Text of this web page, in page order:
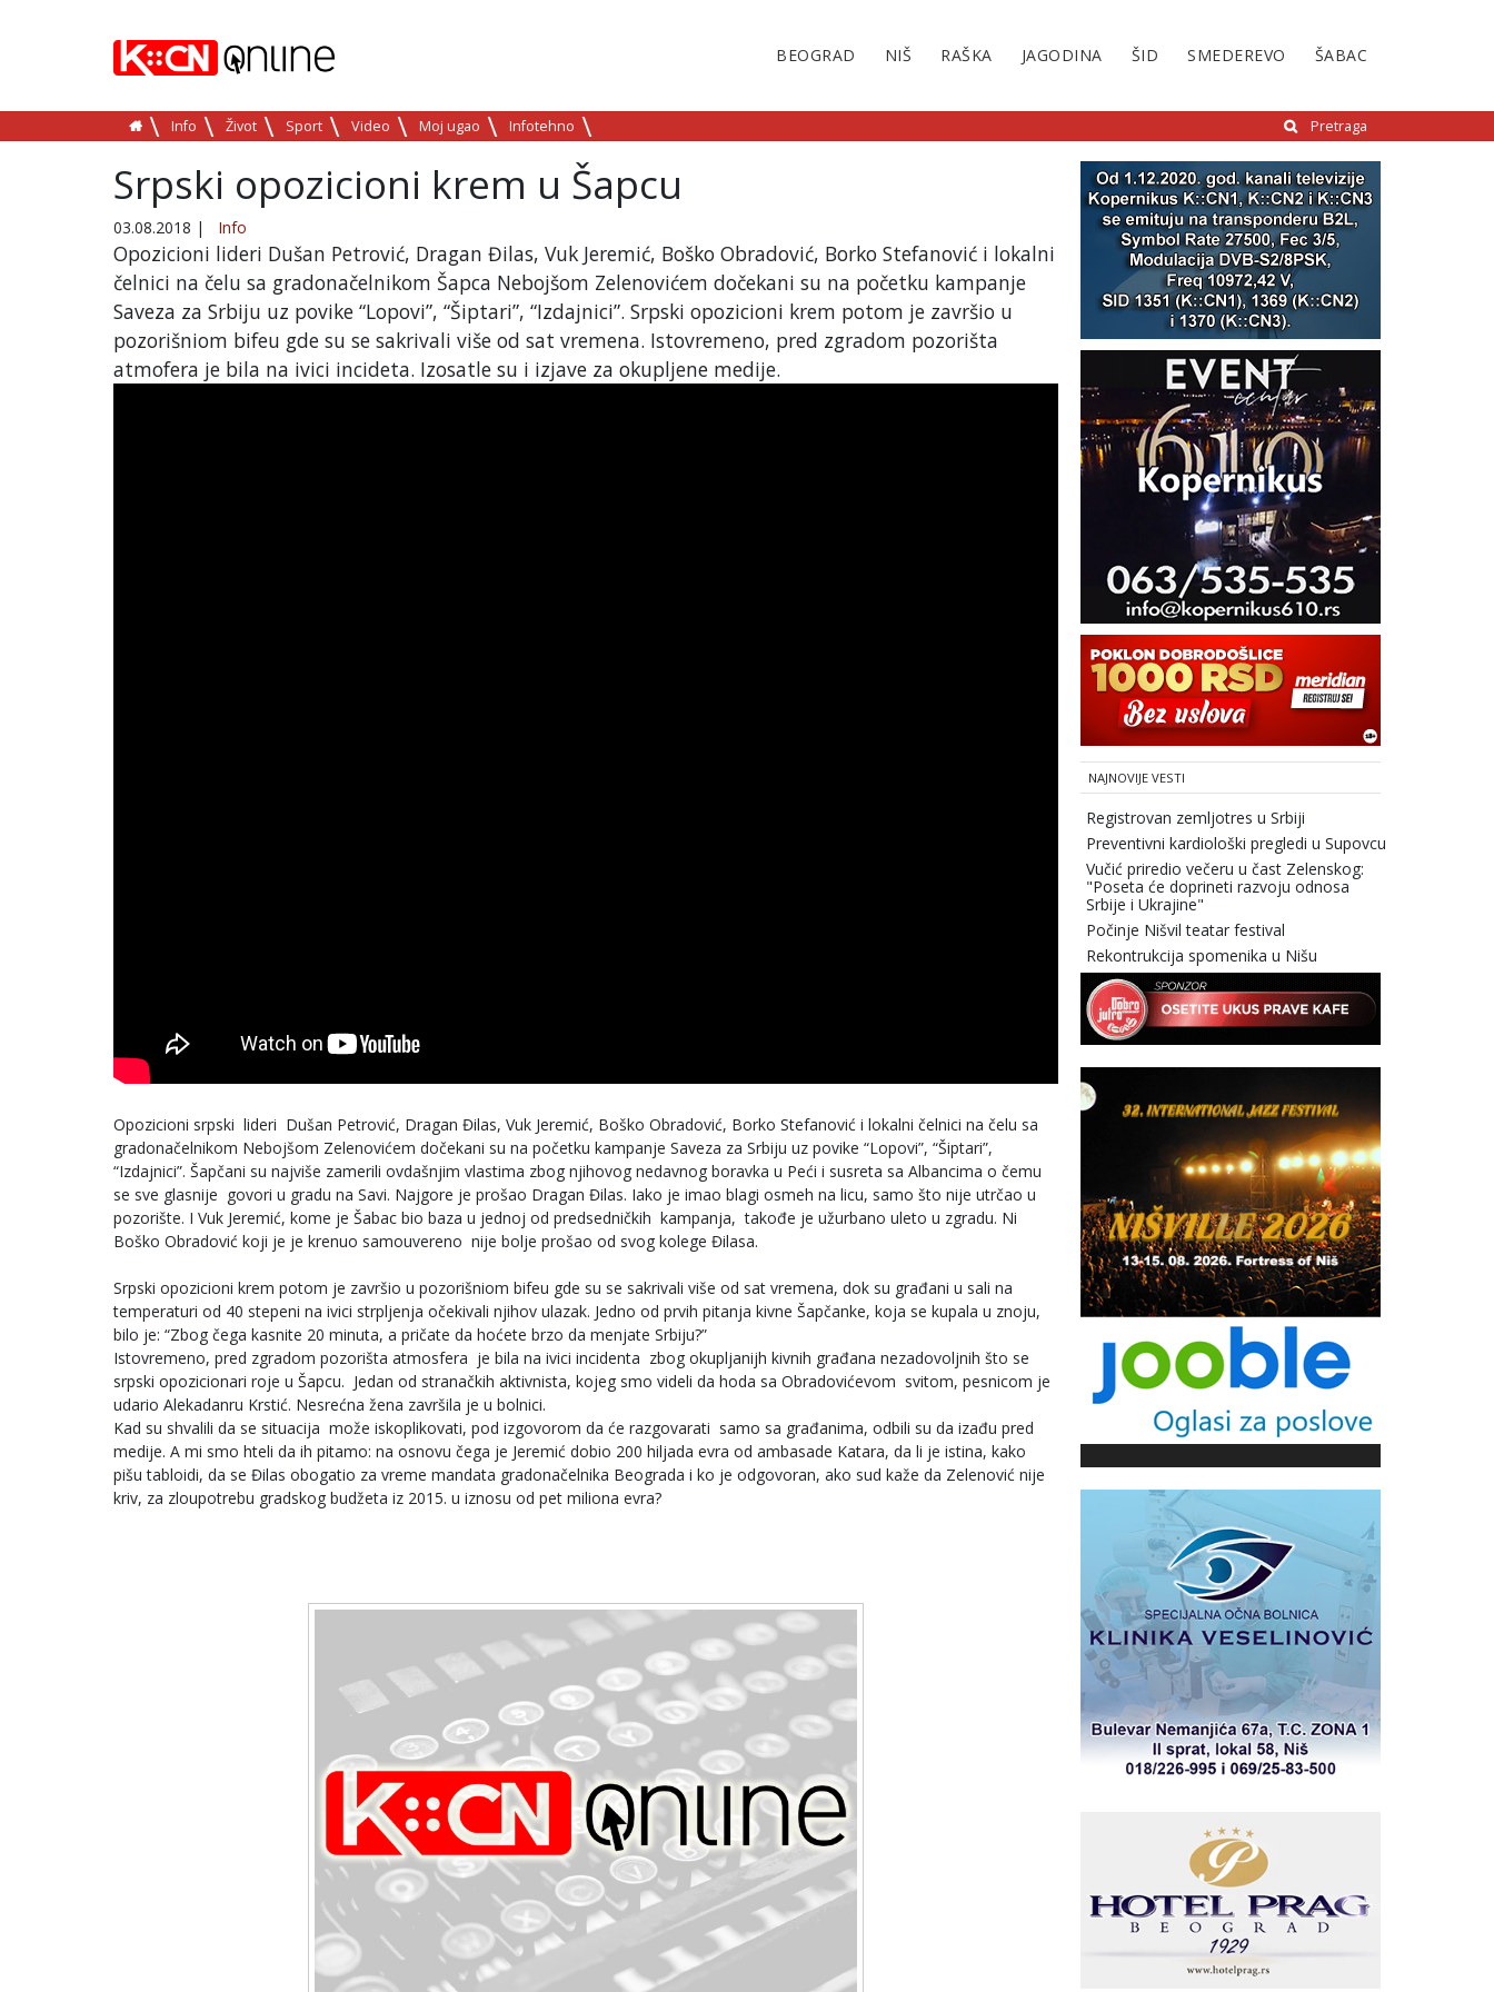
BEOGRAD NIŠ RAŠKA JAGODINA ŠID SMEDEREVO ŠABAC
Info Život Sport Video Moj ugao Infotehno Pretraga
Srpski opozicioni krem u Šapcu
03.08.2018 | Info
Opozicioni lideri Dušan Petrović, Dragan Đilas, Vuk Jeremić, Boško Obradović, Borko Stefanović i lokalni
čelnici na čelu sa gradonačelnikom Šapca Nebojšom Zelenovićem dočekani su na početku kampanje
Saveza za Srbiju uz povike “Lopovi”, “Šiptari”, “Izdajnici”. Srpski opozicioni krem potom je završio u
pozorišniom bifeu gde su se sakrivali više od sat vremena. Istovremeno, pred zgradom pozorišta
atmofera je bila na ivici incideta. Izosatle su i izjave za okupljene medije.
Opozicioni srpski lideri Dušan Petrović, Dragan Đilas, Vuk Jeremić, Boško Obradović, Borko Stefanović i lokalni čelnici na čelu sa
gradonačelnikom Nebojšom Zelenovićem dočekani su na početku kampanje Saveza za Srbiju uz povike “Lopovi”, “Šiptari”,
“Izdajnici”. Šapčani su najviše zamerili ovdašnjim vlastima zbog njihovog nedavnog boravka u Peći i susreta sa Albancima o čemu
se sve glasnije govori u gradu na Savi. Najgore je prošao Dragan Đilas. Iako je imao blagi osmeh na licu, samo što nije utrčao u
pozorište. I Vuk Jeremić, kome je Šabac bio baza u jednoj od predsedničkih kampanja, takođe je užurbano uleto u zgradu. Ni
Boško Obradović koji je je krenuo samouvereno nije bolje prošao od svog kolege Đilasa.
Srpski opozicioni krem potom je završio u pozorišniom bifeu gde su se sakrivali više od sat vremena, dok su građani u sali na
temperaturi od 40 stepeni na ivici strpljenja očekivali njihov ulazak. Jedno od prvih pitanja kivne Šapčanke, koja se kupala u znoju,
bilo je: “Zbog čega kasnite 20 minuta, a pričate da hoćete brzo da menjate Srbiju?”
Istovremeno, pred zgradom pozorišta atmosfera je bila na ivici incidenta zbog okupljanijh kivnih građana nezadovoljnih što se
srpski opozicionari roje u Šapcu. Jedan od stranačkih aktivnista, kojeg smo videli da hoda sa Obradovićevom svitom, pesnicom je
udario Alekadanru Krstić. Nesrećna žena završila je u bolnici.
Kad su shvalili da se situacija može iskoplikovati, pod izgovorom da će razgovarati samo sa građanima, odbili su da izađu pred
medije. A mi smo hteli da ih pitamo: na osnovu čega je Jeremić dobio 200 hiljada evra od ambasade Katara, da li je istina, kako
pišu tabloidi, da se Đilas obogatio za vreme mandata gradonačelnika Beograda i ko je odgovoran, ako sud kaže da Zelenović nije
kriv, za zloupotrebu gradskog budžeta iz 2015. u iznosu od pet miliona evra?
NAJNOVIJE VESTI
Registrovan zemljotres u Srbiji
Preventivni kardiološki pregledi u Supovcu
Vučić priredio večeru u čast Zelenskog:
"Poseta će doprineti razvoju odnosa
Srbije i Ukrajine"
Počinje Nišvil teatar festival
Rekontrukcija spomenika u Nišu